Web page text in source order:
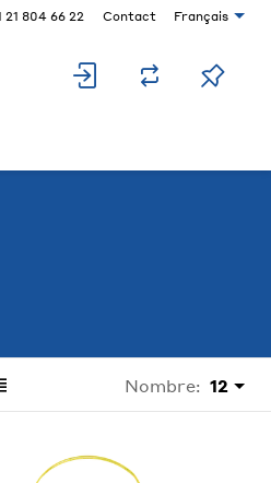
21 804 66 22 Contact Français
Nombre: 12